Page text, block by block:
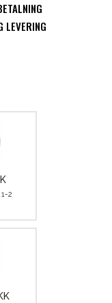
LEVERING
2